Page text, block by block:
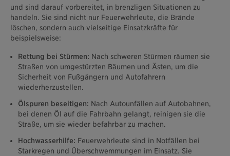
und sind darauf vorbereitet, in brenzligen Situationen zu
handeln. Sie sind nicht nur Feuerwehrleute, die Brände
löschen, sondern auch vielseitige Einsatzkräfte für
beispielsweise:
Rettung bei Stürmen: Nach schweren Stürmen räumen sie
Straßen von umgestürzten Bäumen und Ästen, um die
Sicherheit von Fußgängern und Autofahrern
wiederherzustellen.
Ölspuren beseitigen: Nach Autounfällen auf Autobahnen,
bei denen Öl auf die Fahrbahn gelangt, reinigen sie die
Straße, um sie wieder befahrbar zu machen.
Hochwasserhilfe: Feuerwehrleute sind in Notfällen bei
Starkregen und Überschwemmungen im Einsatz. Sie